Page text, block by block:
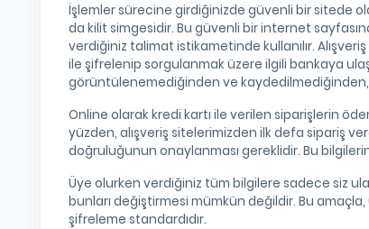
İşlemler sürecine girdiğinizde güvenli bir sitede
da kilit simgesidir. Bu güvenli bir internet
verdiğiniz talimat istikametinde kullanılır.
ile şifrelenip sorgulanmak üzere ilgili bankaya
görüntülenemediğinden ve kaydedilmediğinden,
Online olarak kredi kartı ile verilen siparişlerin
yüzden, alışveriş sitelerimizden ilk defa sipariş
doğruluğunun onaylanması gereklidir. Bu
Üye olurken verdiğiniz tüm bilgilere sadece siz
bunları değiştirmesi mümkün değildir. Bu amaçla,
şifreleme standardıdır.